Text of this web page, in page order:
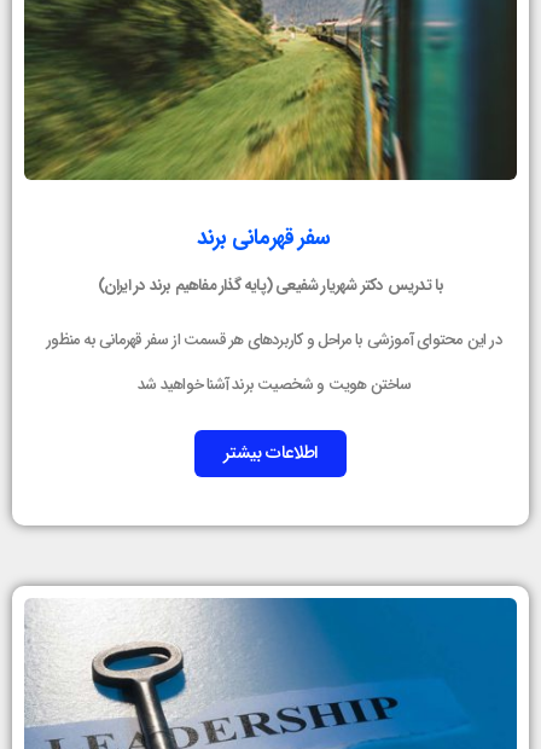
سفر قهرمانی برند
با تدریس دکتر شهریار شفیعی (پایه گذار مفاهیم برند در ایران)
در این محتوای آموزشی با مراحل و کاربردهای هر قسمت از سفر قهرمانی به منظور
ساختن هویت و شخصیت برند آشنا خواهید شد
اطلاعات بیشتر